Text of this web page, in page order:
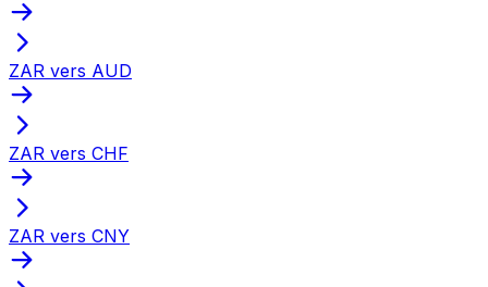
ZAR vers AUD
ZAR vers CHF
ZAR vers CNY